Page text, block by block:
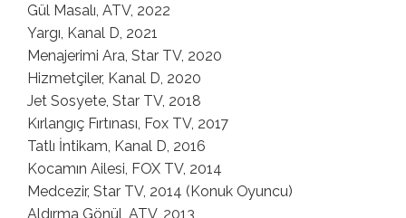
Gül Masalı, ATV, 2022
Yargı, Kanal D, 2021
Menajerimi Ara, Star TV, 2020
Hizmetçiler, Kanal D, 2020
Jet Sosyete, Star TV, 2018
Kırlangıç Fırtınası, Fox TV, 2017
Tatlı İntikam, Kanal D, 2016
Kocamın Ailesi, FOX TV, 2014
Medcezir, Star TV, 2014 (Konuk Oyuncu)
Aldırma Gönül, ATV, 2013